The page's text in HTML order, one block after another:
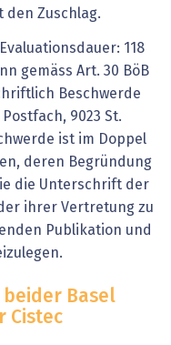
den Zuschlag.
118
gemäss Art. 30 BöB
Beschwerde
9023 St.
ist im Doppel
deren Begründung
die Unterschrift der
ihrer Vertretung zu
Publikation und
Basel
Cistec